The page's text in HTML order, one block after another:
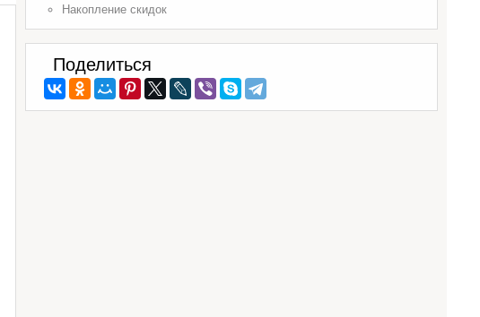
Накопление скидок
Поделиться